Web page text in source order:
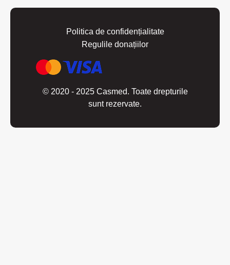
© 2020 - 2025 Casmed. Toate drepturile
sunt rezervate.
Politica de confidențialitate
Regulile donațiilor